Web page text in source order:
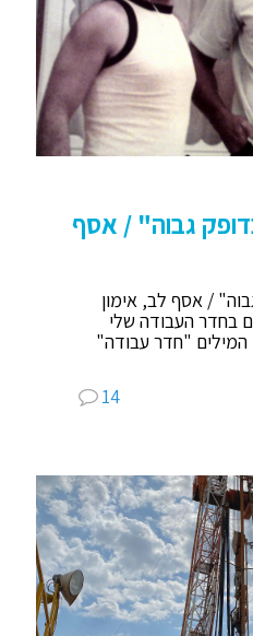
גבוה" / אסף
/ אסף לב, אימון
בחדר העבודה שלי
המילים "חדר עבודה"
14